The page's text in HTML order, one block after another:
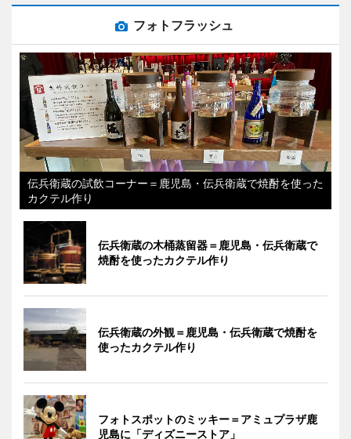
フォトフラッシュ
伝兵衛蔵の試飲コーナー＝鹿児島・伝兵衛蔵で焼酎を使った
カクテル作り
伝兵衛蔵の木桶蒸留器＝鹿児島・伝兵衛蔵で
焼酎を使ったカクテル作り
伝兵衛蔵の外観＝鹿児島・伝兵衛蔵で焼酎を
使ったカクテル作り
フォトスポットのミッキー＝アミュプラザ鹿
児島に「ディズニーストア」